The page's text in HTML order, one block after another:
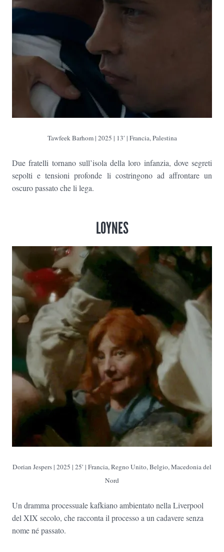
Tawfeek Barhom | 2025 | 13′ | Francia, Palestina
Due fratelli tornano sull’isola della loro infanzia, dove segreti
sepolti e tensioni profonde li costringono ad affrontare un
oscuro passato che li lega.
LOYNES
Dorian Jespers | 2025 | 25′ | Francia, Regno Unito, Belgio, Macedonia del
Nord
Un dramma processuale kafkiano ambientato nella Liverpool
del XIX secolo, che racconta il processo a un cadavere senza
nome né passato.